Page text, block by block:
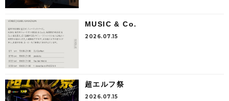
MUSIC & Co.
2026.07.15
超エルフ祭
2026.07.15